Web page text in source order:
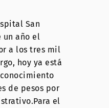
San
un año el
a los tres mil
hoy ya está
de pesos por
el